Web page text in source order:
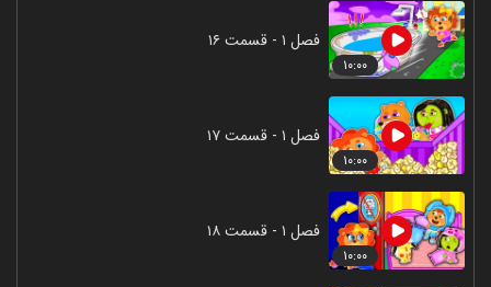
۱۰:۰۰
فصل ۱ - قسمت ۱۶
۱۰:۰۰
فصل ۱ - قسمت ۱۷
۱۰:۰۰
فصل ۱ - قسمت ۱۸